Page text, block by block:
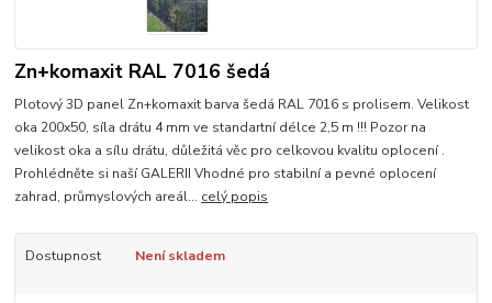
Zn+komaxit RAL 7016 šedá
Plotový 3D panel Zn+komaxit barva šedá RAL 7016 s prolisem. Velikost
oka 200x50, síla drátu 4 mm ve standartní délce 2,5 m !!! Pozor na
velikost oka a sílu drátu, důležitá věc pro celkovou kvalitu oplocení .
Prohlédněte si naší GALERII Vhodné pro stabilní a pevné oplocení
zahrad, průmyslových areál... celý popis
Dostupnost Není skladem